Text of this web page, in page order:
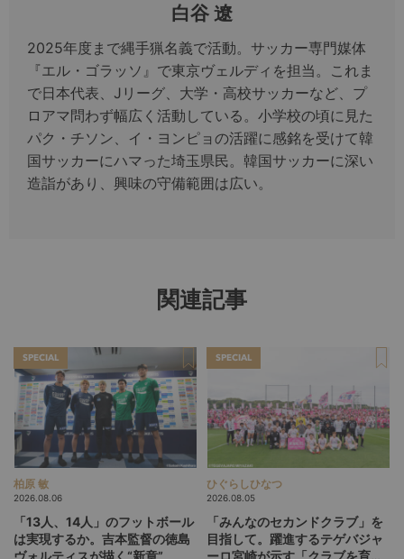
白谷 遼
2025年度まで縄手猟名義で活動。サッカー専門媒体
『エル・ゴラッソ』で東京ヴェルディを担当。これま
で日本代表、Jリーグ、大学・高校サッカーなど、プ
ロアマ問わず幅広く活動している。小学校の頃に見た
パク・チソン、イ・ヨンピョの活躍に感銘を受けて韓
国サッカーにハマった埼玉県民。韓国サッカーに深い
造詣があり、興味の守備範囲は広い。
関連記事
SPECIAL
柏原 敏
2026.08.06
「13人、14人」のフットボール
は実現するか。吉本監督の徳島
SPECIAL
ひぐらしひなつ
2026.08.05
「みんなのセカンドクラブ」を
目指して。躍進するテゲバジャ